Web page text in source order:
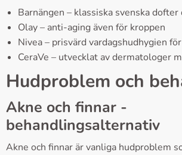
Barnängen – klassiska svenska
Olay – anti-aging även för kroppen
Nivea – prisvärd vardagshudhygien
CeraVe – utvecklat av dermatologer
Hudproblem och
Akne och finnar -
behandlingsalternativ
Akne och finnar är vanliga hudproblem